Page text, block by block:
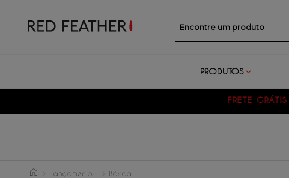
PRODUTOS
Lançamentos Básica